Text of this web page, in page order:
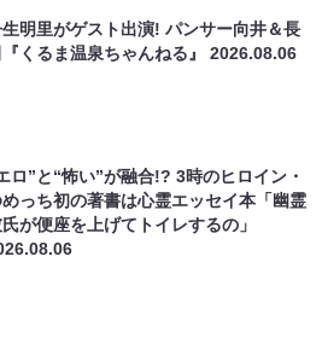
明里がゲスト出演! パンサー向井＆長
『くるま温泉ちゃんねる』2026.08.06
ロ”と“怖い”が融合!? 3時のヒロイン・
めっち初の著書は心霊エッセイ本「幽霊
が便座を上げてトイレするの」